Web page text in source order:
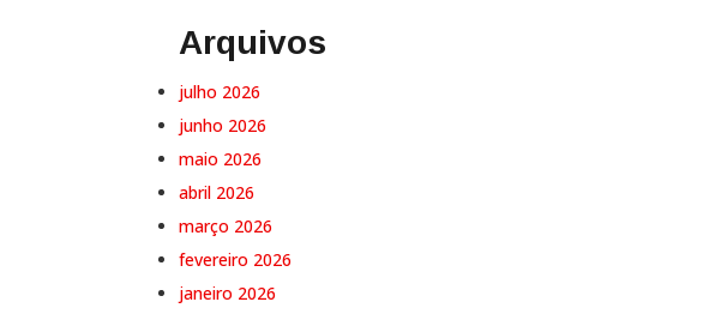
Arquivos
julho 2026
junho 2026
maio 2026
abril 2026
março 2026
fevereiro 2026
janeiro 2026